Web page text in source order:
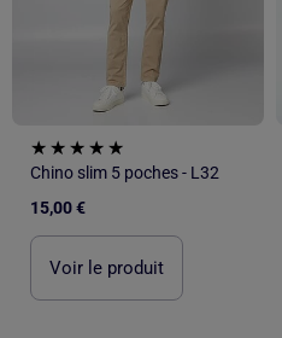
Chino slim 5 poches - L32
15,00 €
Voir le produit